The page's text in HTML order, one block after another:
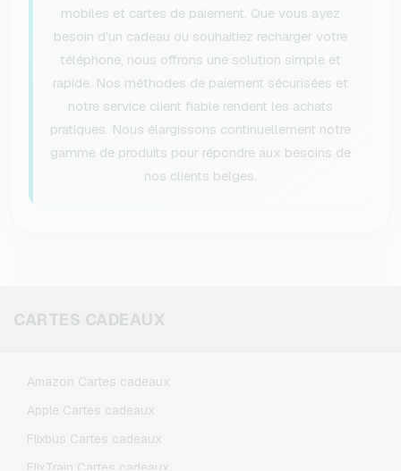
mobiles et cartes de paiement. Que vous ayez
besoin d’un cadeau ou souhaitiez recharger votre
téléphone, nous offrons une solution simple et
rapide. Nos méthodes de paiement sécurisées et
notre service client fiable rendent les achats
pratiques. Nous élargissons continuellement notre
gamme de produits pour répondre aux besoins de
nos clients belges.
CARTES CADEAUX
Amazon Cartes cadeaux
Apple Cartes cadeaux
Flixbus Cartes cadeaux
FlixTrain Cartes cadeaux